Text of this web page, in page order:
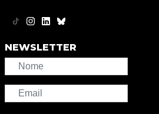
NEWSLETTER